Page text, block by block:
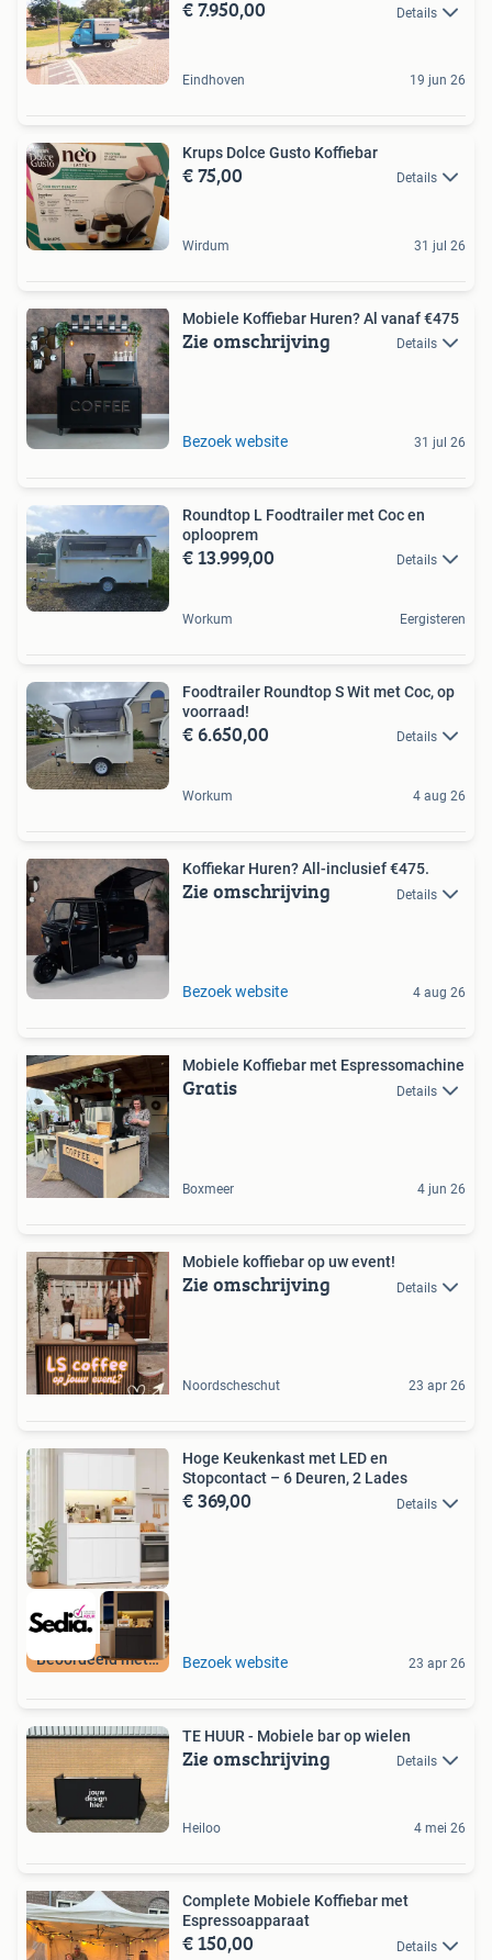
€ 7.950,00 Details
Eindhoven 19 jun 26
Krups Dolce Gusto Koffiebar
€ 75,00 Details
Wirdum 31 jul 26
Mobiele Koffiebar Huren? Al vanaf €475
Zie omschrijving Details
Bezoek website 31 jul 26
Roundtop L Foodtrailer met Coc en
oplooprem
€ 13.999,00 Details
Workum Eergisteren
Foodtrailer Roundtop S Wit met Coc, op
voorraad!
€ 6.650,00 Details
Workum 4 aug 26
Koffiekar Huren? All-inclusief €475.
Zie omschrijving Details
Bezoek website 4 aug 26
Mobiele Koffiebar met Espressomachine
Gratis Details
Boxmeer 4 jun 26
Mobiele koffiebar op uw event!
Zie omschrijving Details
Noordscheschut 23 apr 26
Beoordeeld met 9+
Hoge Keukenkast met LED en
Stopcontact – 6 Deuren, 2 Lades
€ 369,00 Details
Bezoek website 23 apr 26
TE HUUR - Mobiele bar op wielen
Zie omschrijving Details
Heiloo 4 mei 26
Complete Mobiele Koffiebar met
Espressoapparaat
€ 150,00 Details